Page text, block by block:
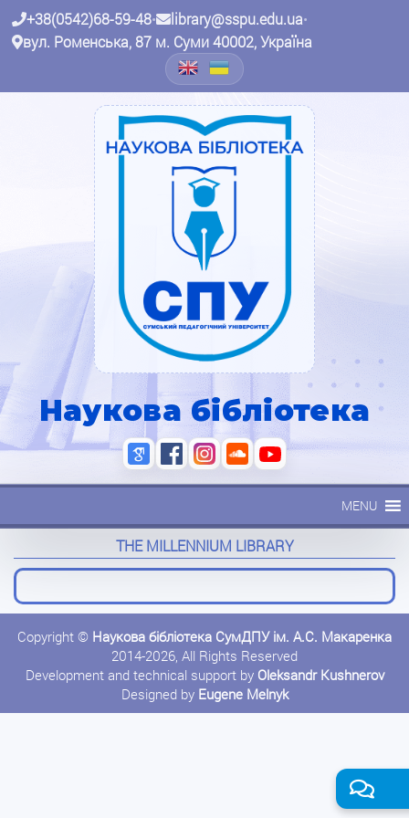
+38(0542)68-59-48• library@sspu.edu.ua•
вул. Роменська, 87 м. Суми 40002, Україна
Наукова бібліотека
MENU
THE MILLENNIUM LIBRARY
Copyright © Наукова бібліотека СумДПУ ім. А.С. Макаренка
2014-2026, All Rights Reserved
Development and technical support by Oleksandr Kushnerov
Designed by Eugene Melnyk